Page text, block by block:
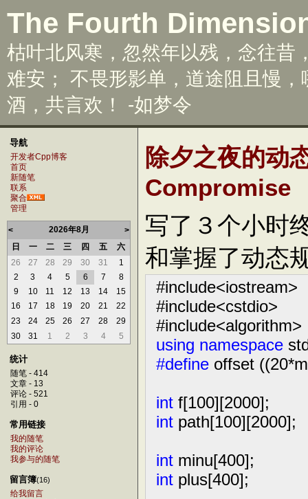
The Fourth
枯叶北风寒，忽然年以残，念往昔
难安； 不畏形影单，道途阻且慢
酒，共言欢！ -如梦令
导航
开发者Cpp博客
首页
新随笔
联系
聚合
管理
< 2026年8月
>
日
一 二 三 四 五
六
26
27 28 29 30 31
1
2
3 4 5 6 7
8
9
10 11 12 13 14
15
16
17 18 19 20 21
22
23
24 25 26 27 28
29
30
31 1 2 3 4 5
统计
随笔 - 414
文章 - 13
评论 - 521
引用 - 0
常用链接
我的随笔
我的评论
我参与的随笔
留言簿(16)
给我留言
除夕之夜的
Compromise
写了３个小时
和掌握了动态
#include<iostream>
#include<cstdio>
#include<algorithm>
using namespace
#define offset
int f[100][2000];
int path[100][2000];
int minu[400];
int plus[400];